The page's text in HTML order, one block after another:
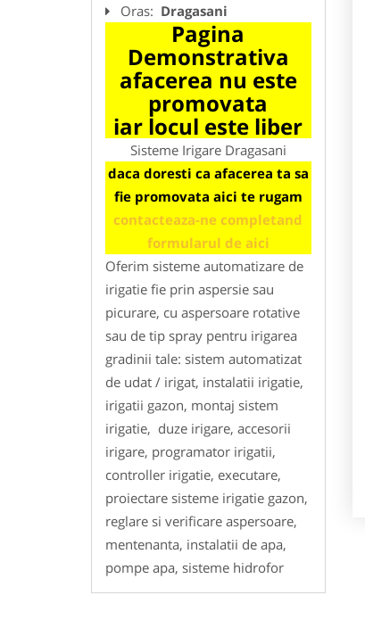
Oras: Dragasani
Pagina
Demonstrativa
afacerea nu este
promovata
iar locul este liber
Sisteme Irigare Dragasani
daca doresti ca afacerea ta sa
fie promovata aici te rugam
contacteaza-ne completand
formularul de aici
Oferim sisteme automatizare de
irigatie fie prin aspersie sau
picurare, cu aspersoare rotative
sau de tip spray pentru irigarea
gradinii tale: sistem automatizat
de udat / irigat, instalatii irigatie,
irigatii gazon, montaj sistem
irigatie, duze irigare, accesorii
irigare, programator irigatii,
controller irigatie, executare,
proiectare sisteme irigatie gazon,
reglare si verificare aspersoare,
mentenanta, instalatii de apa,
pompe apa, sisteme hidrofor